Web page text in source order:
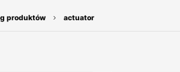
produktów actuator